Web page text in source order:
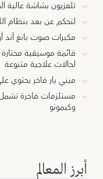
تلفزيون بشاشة عالية
لتحكم عن بعد بنظام
مكبرات صوت بانغ آند
قائمة موسيقية
لحالات علاجية متنوعة
ميني بار فاخر يحتوي
مستلزمات فاخرة
وكيمونو
أبرز المعالم